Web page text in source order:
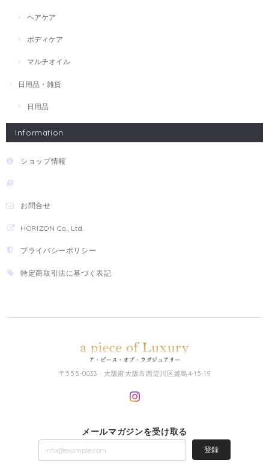
ヘアケア
ボディケア
マルチオイル
日用品・雑貨
日用品
Information
ショップ情報
お問合せ
HORIZON Co., Ltd.
プライバシーポリシー
特定商取引法に基づく表記
〒555-0033 大阪府大阪市西淀川区姫島4-15-19
メールマガジンを受け取る
登録